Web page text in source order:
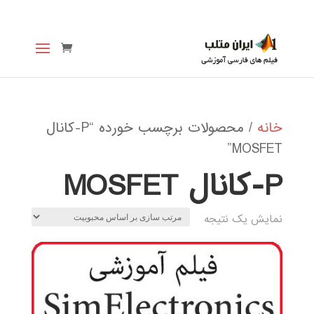
خانه
/ محصولات برچسب خورده “P-کانال
MOSFET”
P-کانال MOSFET
نمایش یک نتیجه